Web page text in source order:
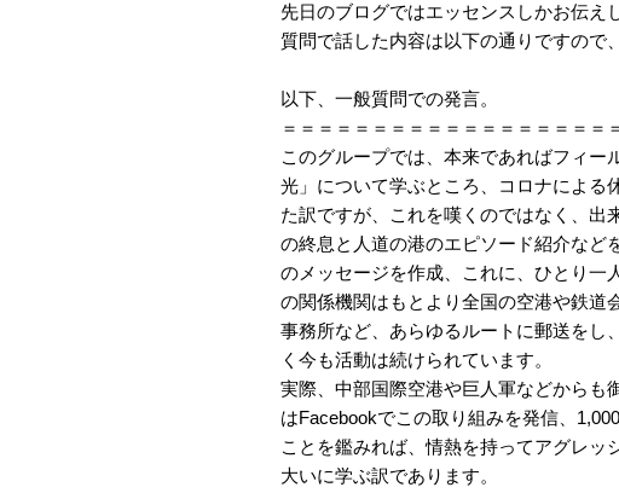
先日のブログではエッセンスしかお伝え
質問で話した内容は以下の通りですので
以下、一般質問での発言。
＝＝＝＝＝＝＝＝＝＝＝＝＝＝＝＝＝＝
このグループでは、本来であればフィー
光」について学ぶところ、コロナによる
た訳ですが、これを嘆くのではなく、出
の終息と人道の港のエピソード紹介など
のメッセージを作成、これに、ひとり一
の関係機関はもとより全国の空港や鉄道
事務所など、あらゆるルートに郵送をし
く今も活動は続けられています。
実際、中部国際空港や巨人軍などからも
はFacebookでこの取り組みを発信、
ことを鑑みれば、情熱を持ってアグレッ
大いに学ぶ訳であります。